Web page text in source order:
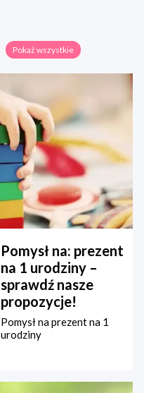
Pokaż wszystkie
Pomysł na: prezent
na 1 urodziny –
sprawdź nasze
propozycje!
Pomysł na prezent na 1
urodziny